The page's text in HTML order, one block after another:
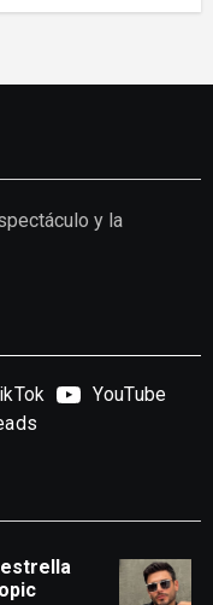
y la
YouTube